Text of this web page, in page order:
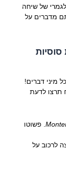
של שיחה
מדברים על
סוסיות
מיני דברים!
תרצו לדעת
. פשוטו
לרכוב על